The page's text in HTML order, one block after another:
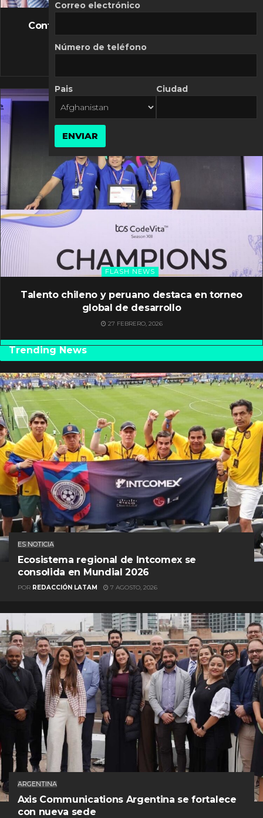
FLASH NEWS
Controversia de Mercado Libre por costos
10 MARZO, 2026
FLASH NEWS
Talento chileno y peruano destaca en torneo
global de desarrollo
27 FEBRERO, 2026
Trending News
ES NOTICIA
Ecosistema regional de Intcomex se
consolida en Mundial 2026
POR REDACCIÓN LATAM 7 AGOSTO, 2026
ARGENTINA
Axis Communications Argentina se fortalece
con nueva sede
Correo electrónico
Número de teléfono
Pais Ciudad
ENVIAR